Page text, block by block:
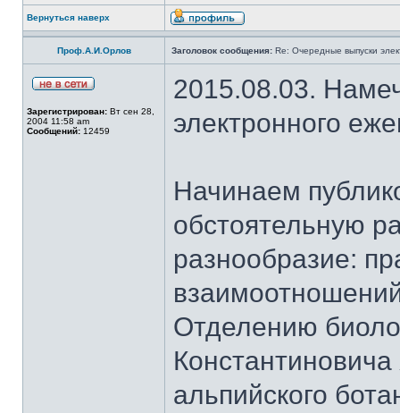
Вернуться наверх
Проф.А.И.Орлов Заголовок сообщения: Re: Очередные выпуски
Зарегистрирован: Вт сен 28,
2004 11:58 am
Сообщений: 12459
2015.08.03.
электронного
Начинаем
обстоятельную
разнообразие:
Отделению
альпийского